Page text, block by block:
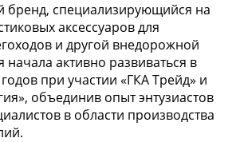
бренд, специализирующийся на
аксессуаров для
и другой внедорожной
активно развиваться в
при участии «ГКА Трейд» и
объединив опыт энтузиастов
в области производства